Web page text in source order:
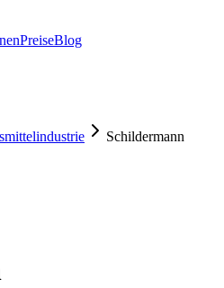
PreiseBlog
Schildermann